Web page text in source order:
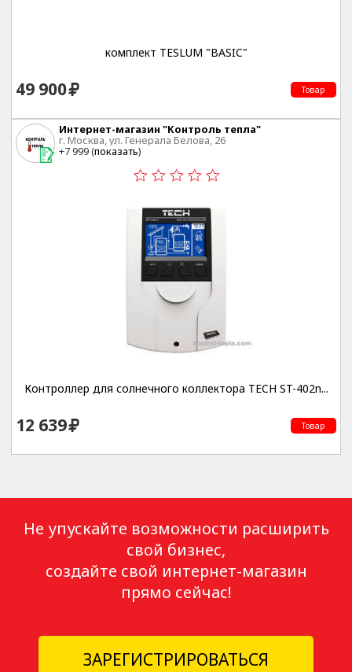
комплект TESLUM "BASIC"
49 900 Товар
Интернет-магазин "Контроль тепла"
г. Москва, ул. Генерала Белова, 26
+7 999 (показать)
Контроллер для солнечного коллектора TECH ST-402n...
12 639 Товар
Не упускайте возможности расширить
свой бизнес,
создайте свой интернет-магазин
прямо сейчас!
ЗАРЕГИСТРИРОВАТЬСЯ